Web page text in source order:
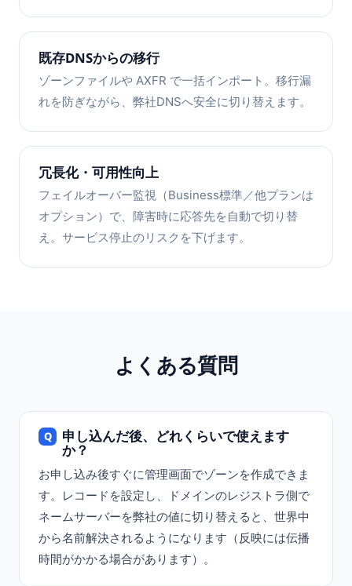
既存DNSからの移行
ゾーンファイルや AXFR で一括インポート。移行漏
れを防ぎながら、弊社DNSへ安全に切り替えます。
冗長化・可用性向上
フェイルオーバー監視（Business標準／他プランは
オプション）で、障害時に応答先を自動で切り替
え。サービス停止のリスクを下げます。
よくある質問
申し込んだ後、どれくらいで使えます
か？
お申し込み後すぐに管理画面でゾーンを作成できま
す。レコードを設定し、ドメインのレジストラ側で
ネームサーバーを弊社の値に切り替えると、世界中
から名前解決されるようになります（反映には伝播
時間がかかる場合があります）。